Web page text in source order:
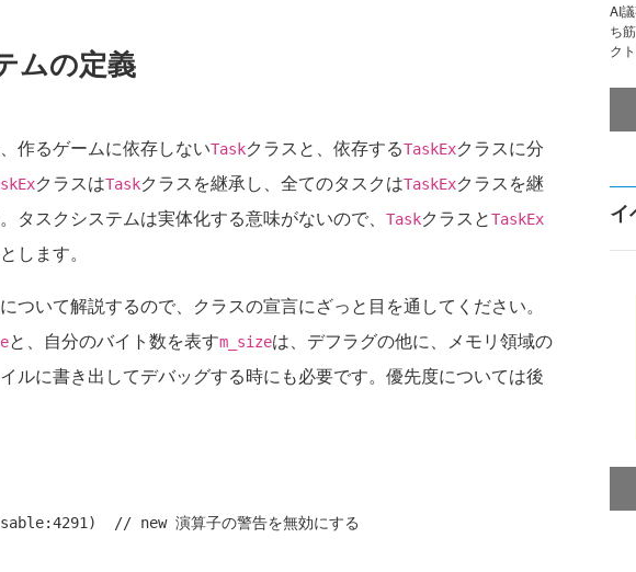
ムの定義
作るゲームに依存しないTaskクラスと、依存するTaskExクラスに分
クラスはTaskクラスを継承し、全てのタスクはTaskExクラスを継
タスクシステムは実体化する意味がないので、
TaskクラスとTaskEx
します。
ついて解説するので、クラスの宣言にざっと目を通してください。
と、自分のバイト数を表すm_sizeは、デフラグの他に、メモリ領域の
ルに書き出してデバッグする時にも必要です。優先度については後
// new 演算子の警告を無効にする
AI
ち
ク
イ